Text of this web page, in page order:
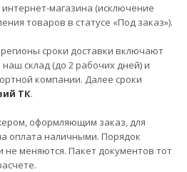
магазина (исключение
товаров в статусе «Под заказ»).
сроки доставки включают
склад (до 2 рабочих дней) и
компании. Далее сроки
ТК.
оформляющим заказ, для
оплата наличными. Порядок
не меняются. Пакет документов тот